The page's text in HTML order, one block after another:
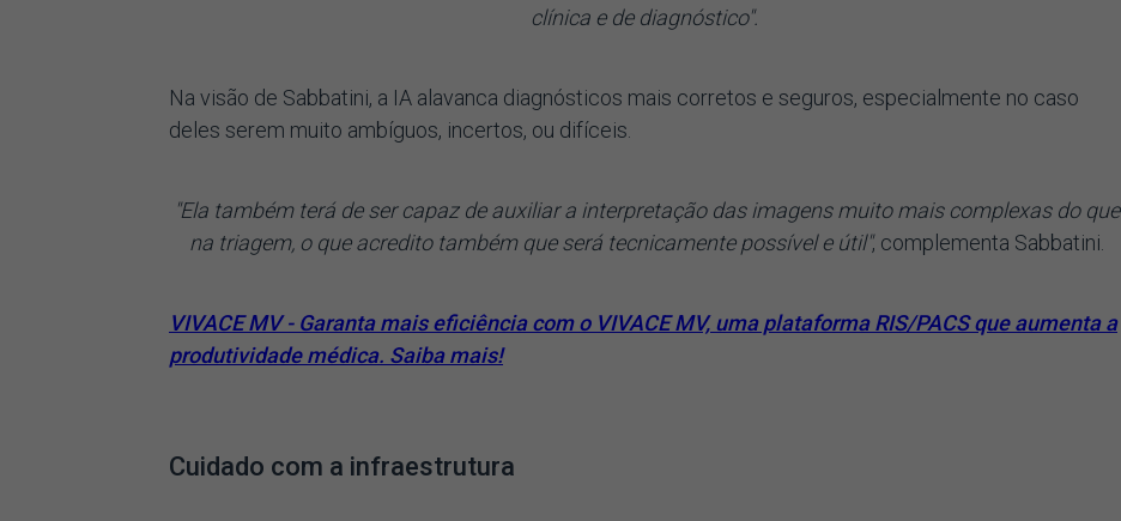
clínica e de diagnóstico".
Na visão de Sabbatini, a IA alavanca diagnósticos mais corretos e seguros, especialmente no caso
deles serem muito ambíguos, incertos, ou difíceis.
"Ela também terá de ser capaz de auxiliar a interpretação das imagens muito mais complexas do que
na triagem, o que acredito também que será tecnicamente possível e útil", complementa Sabbatini.
VIVACE MV - Garanta mais eficiência com o VIVACE MV, uma plataforma RIS/PACS que aumenta a
produtividade médica. Saiba mais!
Cuidado com a infraestrutura